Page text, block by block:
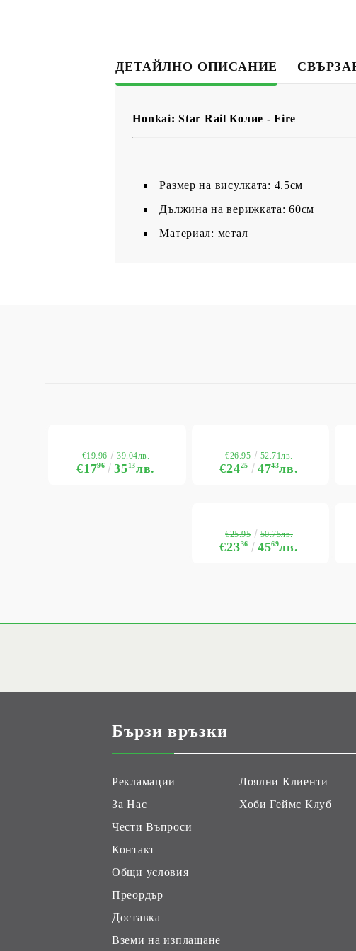
ДЕТАЙЛНО ОПИСАНИЕ
Honkai: Star Rail Колие - Fire
Размер на висулката: 4.5см
Дължина на верижката: 60см
Материал: метал
€1796 3513лв.
€19.96 39.04лв.
€2425 4743лв.
€26.95 52.71лв.
€2336 4569лв.
€25.95 50.75лв.
Бързи връзки
Рекламации
За Нас
Чести Въпроси
Контакт
Общи условия
Преордър
Доставка
Вземи на изплащане
Лоялни Клиенти
Хоби Геймс Клуб